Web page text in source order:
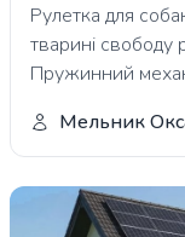
Рулетка для
тварині свободу
Пружинний
Мельник